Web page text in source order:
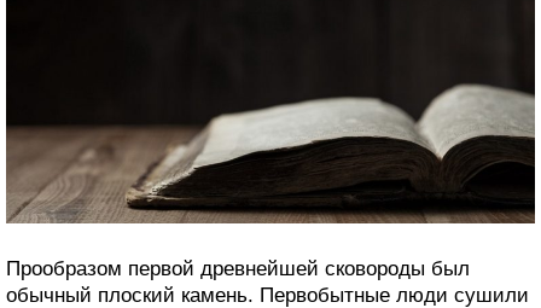
Прообразом первой древнейшей сковороды был
обычный плоский камень. Первобытные люди сушили